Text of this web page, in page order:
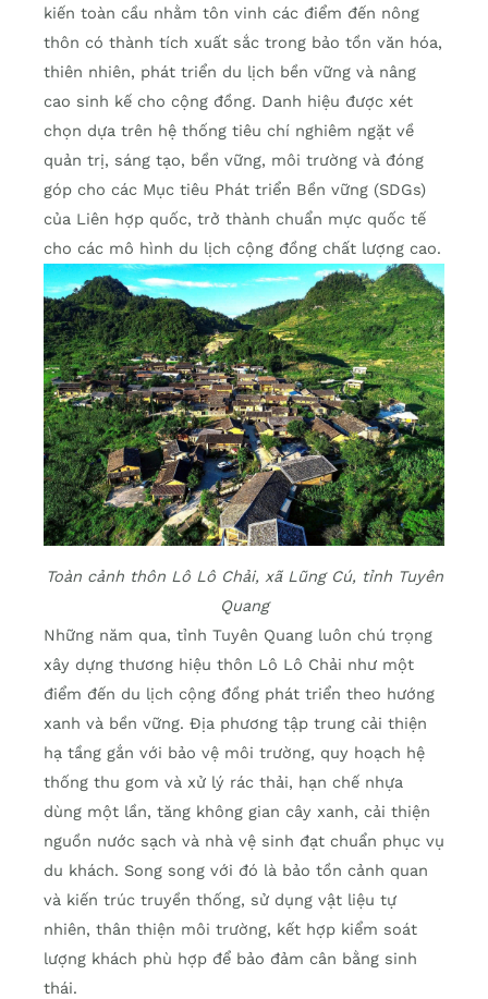
kiến toàn cầu nhằm tôn vinh các điểm đến nông
thôn có thành tích xuất sắc trong bảo tồn văn hóa,
thiên nhiên, phát triển du lịch bền vững và nâng
cao sinh kế cho cộng đồng. Danh hiệu được xét
chọn dựa trên hệ thống tiêu chí nghiêm ngặt về
quản trị, sáng tạo, bền vững, môi trường và đóng
góp cho các Mục tiêu Phát triển Bền vững (SDGs)
của Liên hợp quốc, trở thành chuẩn mực quốc tế
cho các mô hình du lịch cộng đồng chất lượng cao.
Toàn cảnh thôn Lô Lô Chải, xã Lũng Cú, tỉnh Tuyên
Quang
Những năm qua, tỉnh Tuyên Quang luôn chú trọng
xây dựng thương hiệu thôn Lô Lô Chải như một
điểm đến du lịch cộng đồng phát triển theo hướng
xanh và bền vững. Địa phương tập trung cải thiện
hạ tầng gắn với bảo vệ môi trường, quy hoạch hệ
thống thu gom và xử lý rác thải, hạn chế nhựa
dùng một lần, tăng không gian cây xanh, cải thiện
nguồn nước sạch và nhà vệ sinh đạt chuẩn phục vụ
du khách. Song song với đó là bảo tồn cảnh quan
và kiến trúc truyền thống, sử dụng vật liệu tự
nhiên, thân thiện môi trường, kết hợp kiểm soát
lượng khách phù hợp để bảo đảm cân bằng sinh
thái.